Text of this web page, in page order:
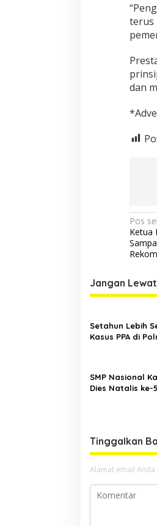
terus
dan
pos
Pos
Ketua
Jangan
Setahun Lebih
Kasus PPA di
SMP Nasional
Dies Natalis ke-
Tinggalkan
Alamat email